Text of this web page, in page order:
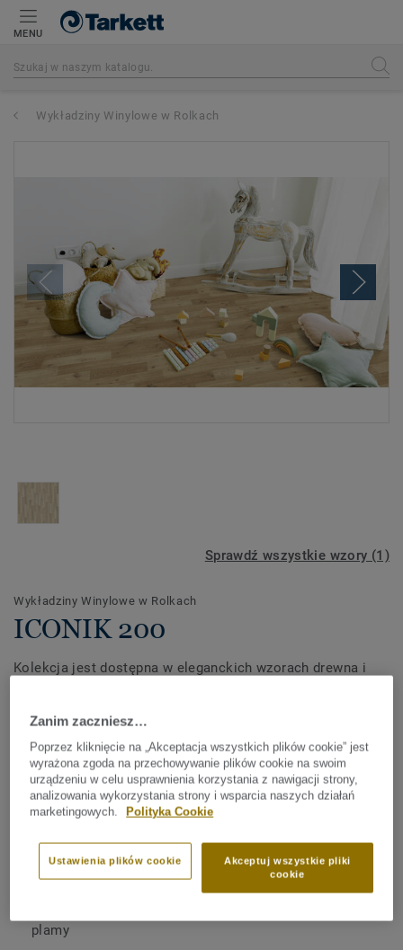
MENU
Wykładziny Winylowe w Rolkach
Sprawdź wszystkie wzory (1)
Wykładziny Winylowe w Rolkach
ICONIK 200
Kolekcja jest dostępna w eleganckich wzorach drewna i
Stanowi stylowe i przystępne cenowo rozwiązanie
podłogowe. Ekonomiczna wykładzina do sypialni, o
grubość 2 mm, redukuje hałas o 17 dB, co pozwala
stworzyć przytulne wnętrze. Dzięki zabezpieczeniu
powierzchni Extreme Protection podłoga pozostanie
Zobacz więcej
KLUCZOWE CECHY
Wyprodukowano w Niemczech
Grubość 2,0 mm; grubość warstwy użytkowej 0,15 mm
Redukcja dźwięków o 17 dB
plamy
Zanim zaczniesz…
Poprzez kliknięcie na „Akceptacja wszystkich plików cookie” jest
wyrażona zgoda na przechowywanie plików cookie na swoim
urządzeniu w celu usprawnienia korzystania z nawigacji strony,
analizowania wykorzystania strony i wsparcia naszych działań
marketingowych.
Polityka Cookie
Akceptuj wszystkie pliki
cookie
Ustawienia plików cookie